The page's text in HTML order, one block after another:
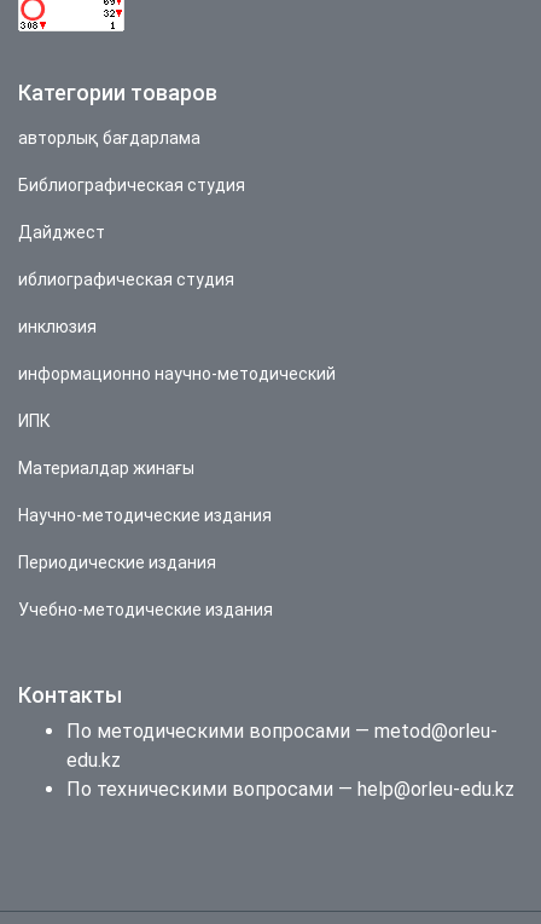
Категории товаров
авторлық бағдарлама
Библиографическая студия
Дайджест
иблиографическая студия
инклюзия
информационно научно-методический
ИПК
Материалдар жинағы
Научно-методические издания
Периодические издания
Учебно-методические издания
Контакты
По методическими вопросами — metod@orleu-
edu.kz
По техническими вопросами — help@orleu-edu.kz